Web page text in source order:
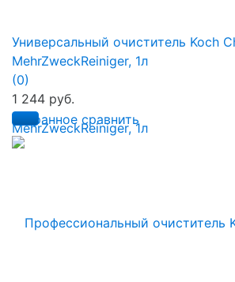
избранное сравнить
Универсальный очиститель Koch
MehrZweckReiniger, 1л
(0)
1 244 руб.